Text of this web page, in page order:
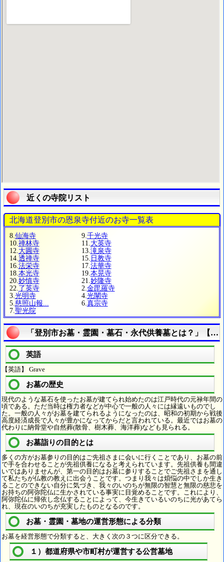
近くの寺院リスト
北海道登別市の恩泉寺付近のお寺一覧表
8. 仙海寺 9. 千光寺
10. 禅林寺 11. 大英寺
12. 大圓寺 13. 滝泉寺
14. 透禅寺 15. 日教寺
16. 法栄寺 17. 法華寺
18. 本光寺 19. 本晃寺
20. 妙慎寺 21. 妙隆寺
22. 了英寺 2. 金毘羅寺
3. 光明寺 4. 光闡寺
5. 慈照山報... 6. 真宗寺
7. 聖光院
「登別市お墓・霊園・墓石・永代供養墓とは？」【宗
英語
【英語】 Grave
お墓の歴史
現代のような墓石を使ったお墓が建てられ始めたのは江戸時代の元禄年間の
頃である。ただ当時は権力者などが中心で一般の人々には縁遠いものでし
た。一般の人々がお墓を建てられるようになったのは、昭和の初期から戦後
高度経済成長で人々が豊かになってからだと言われている。最近ではお墓の
代わりに納骨堂や自然葬(散骨、樹木葬、海洋葬)なども見られる。
お墓詣りの目的とは
多くの方がお墓参りの目的はご先祖さまに会いに行くことであり、お墓の前
で手を合わせることが先祖供養になると考えられています。先祖供養も間違
いではありませんが、第一の目的はお墓に参りすることでご先祖さまを通し
て私たちが仏教の教えに出会うことです。つまり我々は煩悩の中でしか生き
ることのできない自分に気づき、我々のいのちが無限の智慧と無限の慈悲を
お持ちの阿弥陀仏に生かされている事実に目覚めることです。これにより、
阿弥陀仏に帰依し念仏することによって、今生きているいのちに光があてら
れ、現在のいのちが充実したものとなるのです。
お墓・霊園・墓地の運営形態による分類
お墓を経営形態で分類すると、大きく次の３つに区分できる。
１）都道府県や市町村が運営する公営墓地